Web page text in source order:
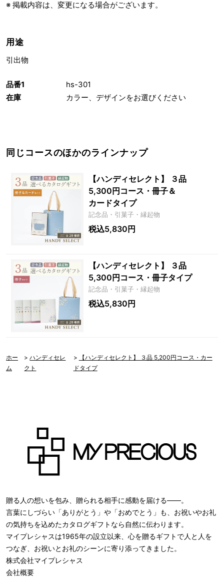
品番1
hs-301
在庫
カラー、デザインをお選びください
※ 掲載内容は、変更になる場合がございます。
用途
引出物
同じコースのほかのラインナップ
【ハンディセレクト】 ３品
5,300円コース・冊子＆
カードタイプ
記念品・引菓子・縁起物
税込5,830円
【ハンディセレクト】 ３品
5,300円コース・冊子タイプ
記念品・引菓子・縁起物
税込5,830円
ホー
ム
>ハンディセレ
クト
>
【ハンディセレクト】 ３品 5,200円コース・カー
ドタイプ
贈る人の想いを包み、贈られる相手に感動を届ける――。
言葉にしづらい「ありがとう」や「おめでとう」も、お祝いやお礼
の気持ちを込めたカタログギフトなら自然に伝わります。
マイプレシャスは1965年の設立以来、心を贈るギフトで人と人を
つなぎ、お祝いとお礼のシーンに寄り添ってきました。
株式会社マイプレシャス
会社概要